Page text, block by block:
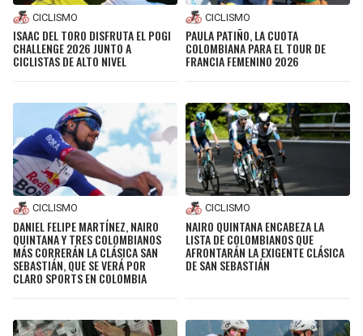
CICLISMO
ISAAC DEL TORO DISFRUTA EL POGI
CHALLENGE 2026 JUNTO A
CICLISTAS DE ALTO NIVEL
CICLISMO
PAULA PATIÑO, LA CUOTA
COLOMBIANA PARA EL TOUR DE
FRANCIA FEMENINO 2026
CICLISMO
DANIEL FELIPE MARTÍNEZ, NAIRO
QUINTANA Y TRES COLOMBIANOS
MÁS CORRERÁN LA CLÁSICA SAN
SEBASTIÁN, QUE SE VERÁ POR
CLARO SPORTS EN COLOMBIA
CICLISMO
NAIRO QUINTANA ENCABEZA LA
LISTA DE COLOMBIANOS QUE
AFRONTARÁN LA EXIGENTE CLÁSICA
DE SAN SEBASTIÁN